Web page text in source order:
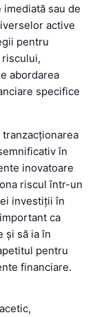
sau de
active
pentru
abordarea
specifice
în
inovatoare
riscul într-un
investiții în
ca
și să ia în
pentru
financiare.